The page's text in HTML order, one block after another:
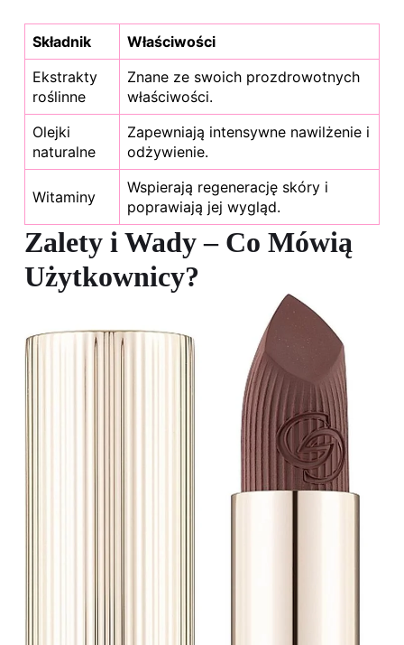
Składnik
Właściwości
Ekstrakty
roślinne
Znane ze swoich prozdrowotnych
właściwości.
Olejki
naturalne
Zapewniają intensywne nawilżenie i
odżywienie.
Witaminy
Wspierają regenerację skóry i
poprawiają jej wygląd.
Zalety i Wady – Co Mówią
Użytkownicy?